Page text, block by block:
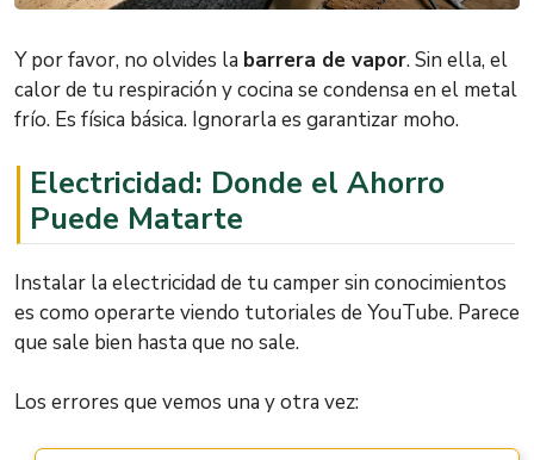
Y por favor, no olvides la barrera de vapor. Sin ella, el
calor de tu respiración y cocina se condensa en el metal
frío. Es física básica. Ignorarla es garantizar moho.
Electricidad: Donde el Ahorro
Puede Matarte
Instalar la electricidad de tu camper sin conocimientos
es como operarte viendo tutoriales de YouTube. Parece
que sale bien hasta que no sale.
Los errores que vemos una y otra vez: